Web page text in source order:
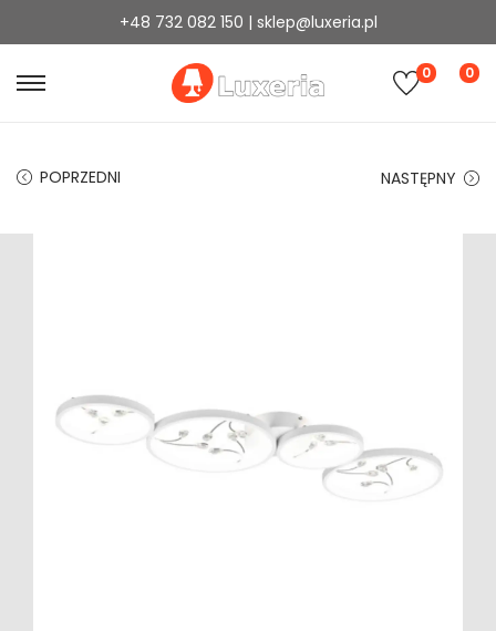
+48 732 082 150 | sklep@luxeria.pl
0 0
POPRZEDNI NASTĘPNY